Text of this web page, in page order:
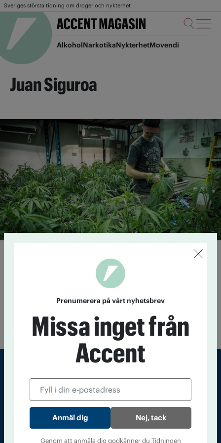
Sveriges största tidning om droger och nykterhet
AlkoholNarkotikaNykterhetMovendi
Juan Siguroa
grund av droger
Antalet ungdomar mellan 15 och 24 år som
cannabisanvändning och blandmissbruk har mer än
fördubblats på tio år. Psykosfall har också ökat, enligt
Socialstyrelsens siffror.
Sveriges största tidning om droger och nykterhet
Tidningen Accent, A4, Bondegatan 21, 116 33 Stockholm
accent@iogt.se
Chefredaktör och ansvarig utgivare: Barbro Janson Lundkvist,
Prenumerera på vårt nyhetsbrev
Missa inget från
Accent
Nej, tack
Genom att anmäla dig godkänner du Tidningen